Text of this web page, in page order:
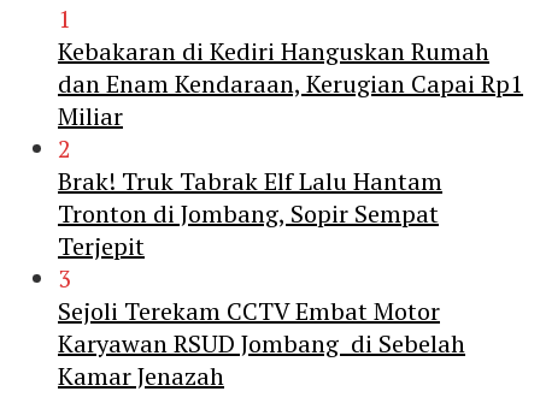
1
Kebakaran di Kediri Hanguskan Rumah
dan Enam Kendaraan, Kerugian Capai Rp1
Miliar
2
Brak! Truk Tabrak Elf Lalu Hantam
Tronton di Jombang, Sopir Sempat
Terjepit
3
Sejoli Terekam CCTV Embat Motor
Karyawan RSUD Jombang di Sebelah
Kamar Jenazah